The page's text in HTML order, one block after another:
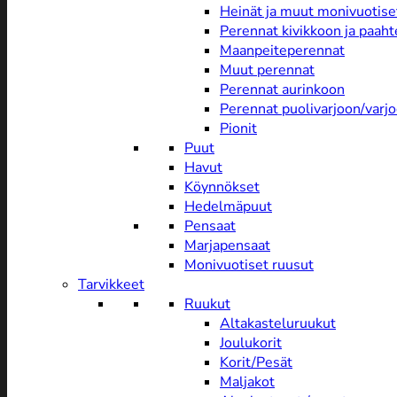
Heinät ja muut
Perennat kivikkoon ja
Maanpeiteperennat
Muut perennat
Perennat aurinkoon
Perennat puolivarjoon/
Pionit
Puut
Havut
Köynnökset
Hedelmäpuut
Pensaat
Marjapensaat
Monivuotiset ruusut
Tarvikkeet
Ruukut
Altakasteluruukut
Joulukorit
Korit/Pesät
Maljakot